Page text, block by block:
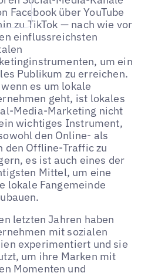
Facebook über YouTube
zu TikTok — nach wie vor
einflussreichsten
um ein
Publikum zu erreichen.
wenn es um lokale
geht, ist lokales
Media-Marketing nicht
wichtiges Instrument,
den Online- als
den Offline-Traffic zu
es ist auch eines der
Mittel, um eine
lokale Fangemeinde
letzten Jahren haben
mit sozialen
experimentiert und sie
um ihre Marken mit
Momenten und